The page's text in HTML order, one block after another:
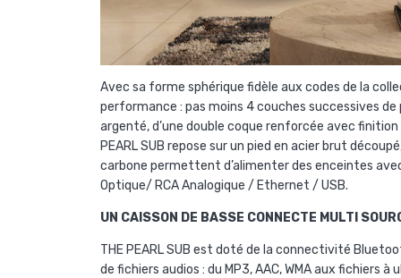
Avec sa forme sphérique fidèle aux codes de la
performance : pas moins 4 couches successives
argenté, d’une double coque renforcée avec
PEARL SUB repose sur un pied en acier brut
carbone permettent d’alimenter des enceintes
Optique/ RCA Analogique / Ethernet / USB.
UN CAISSON DE BASSE CONNECTE MULTI
THE PEARL SUB est doté de la connectivité
de fichiers audios : du MP3, AAC, WMA aux fichiers